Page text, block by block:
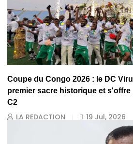
Coupe du Congo 2026 : le DC
premier sacre historique et s'offre
C2
LA REDACTION 19 Jul, 2026